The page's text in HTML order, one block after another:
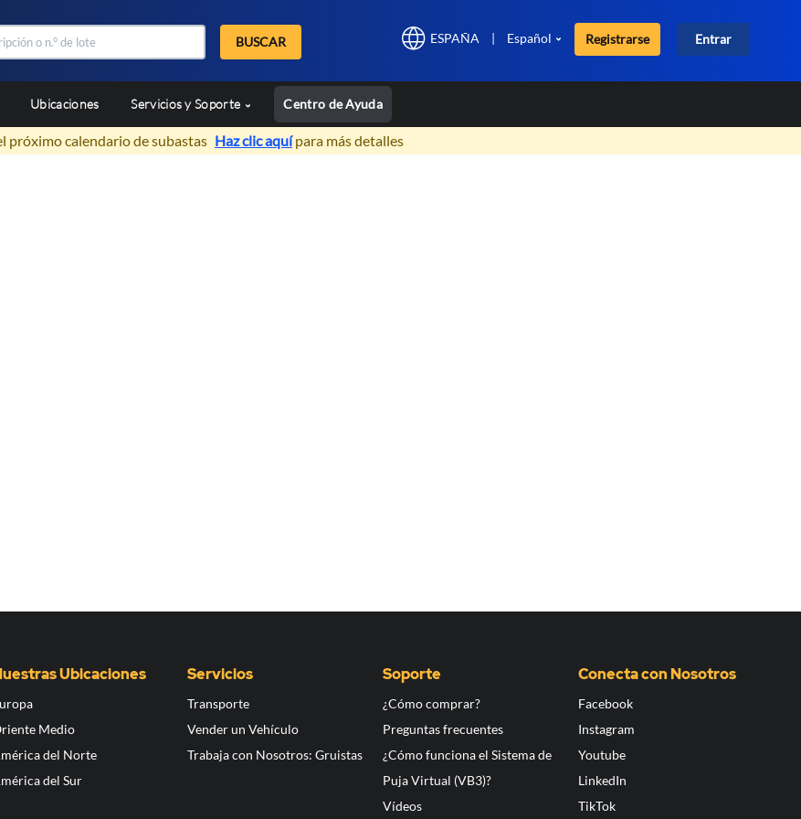
BUSCAR ESPAÑA | Español Registrarse Entrar
Ubicaciones Servicios y Soporte Centro de Ayuda
próximo calendario de subastas Haz clic aquípara más detalles
Ubicaciones
Medio
del Norte
del Sur
Servicios
Transporte
Vender un Vehículo
Trabaja con Nosotros: Gruistas
Soporte
¿Cómo comprar?
Preguntas frecuentes
¿Cómo funciona el Sistema de
Puja Virtual (VB3)?
Vídeos
Conecta con Nosotros
Facebook
Instagram
Youtube
LinkedIn
TikTok